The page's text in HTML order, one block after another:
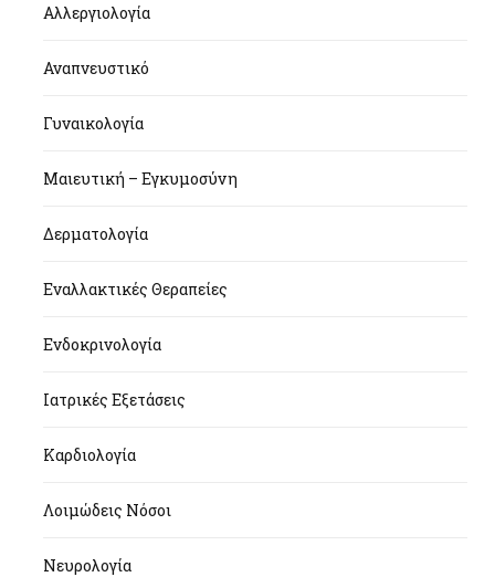
Αλλεργιολογία
Αναπνευστικό
Γυναικολογία
Μαιευτική – Εγκυμοσύνη
Δερματολογία
Εναλλακτικές Θεραπείες
Ενδοκρινολογία
Ιατρικές Εξετάσεις
Καρδιολογία
Λοιμώδεις Νόσοι
Νευρολογία